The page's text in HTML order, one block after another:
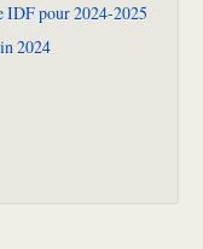
IDF pour 2024-2025
2024